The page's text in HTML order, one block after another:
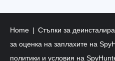
Home Стъпки за
за оценка на заплахите на
политики и условия на